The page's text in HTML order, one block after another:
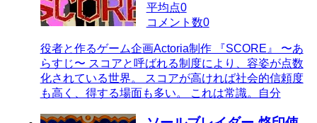
平均点0
コメント数0
役者と作るゲーム企画Actoria制作 『SCORE』 〜あ
らすじ〜 スコアと呼ばれる制度により、容姿が点数
化されている世界。 スコアが高ければ社会的信頼度
も高く、得する場面も多い。 これは常識。自分